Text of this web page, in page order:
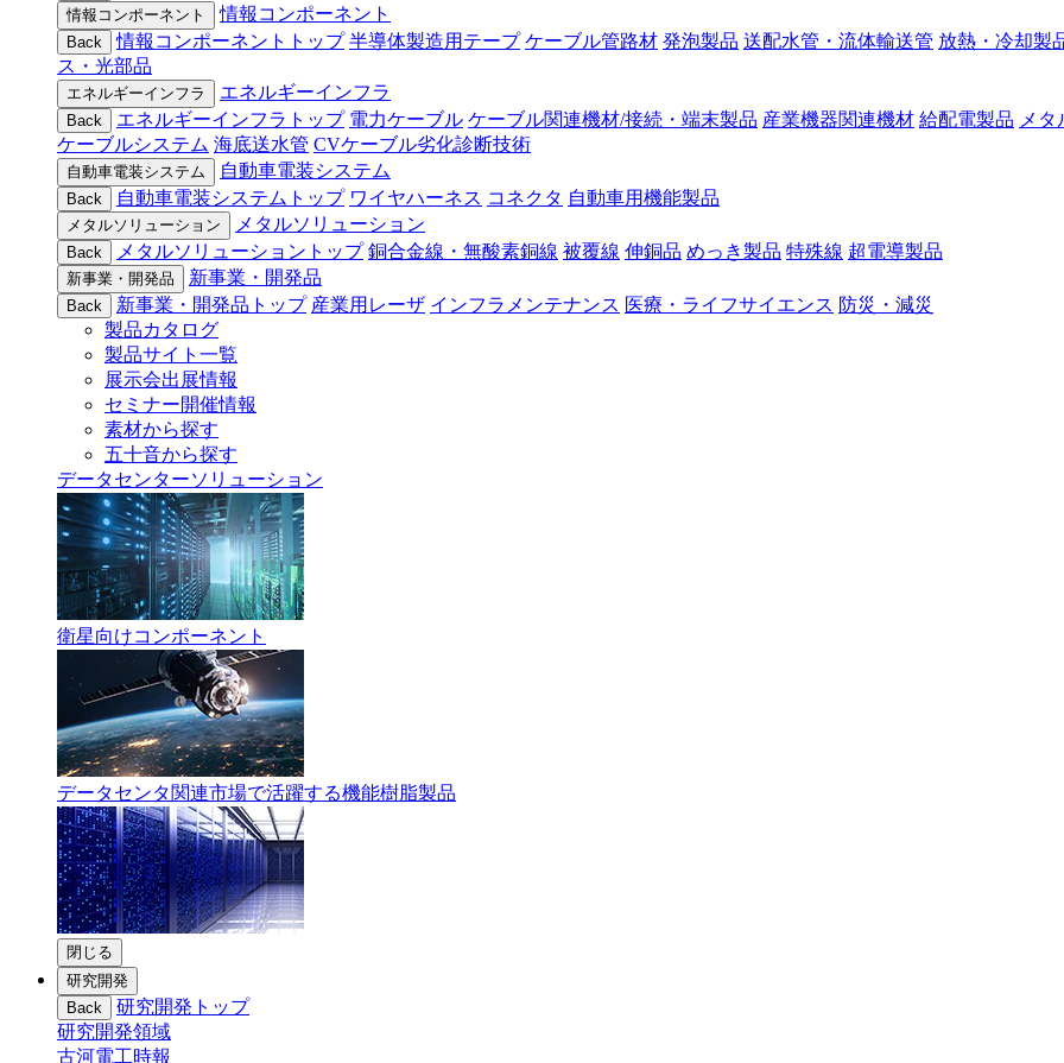
情報コンポーネント 情報コンポーネント
Back 情報コンポーネントトップ 半導体製造用テープ ケーブル管路材 発泡製品 送配水管・流体輸送管 放熱・冷却製
ス・光部品
エネルギーインフラ エネルギーインフラ
Back エネルギーインフラトップ 電力ケーブル ケーブル関連機材/接続・端末製品 産業機器関連機材 給配電製品 メ
ケーブルシステム 海底送水管 CVケーブル劣化診断技術
自動車電装システム 自動車電装システム
Back 自動車電装システムトップ ワイヤハーネス コネクタ 自動車用機能製品
メタルソリューション メタルソリューション
Back メタルソリューショントップ 銅合金線・無酸素銅線 被覆線 伸銅品 めっき製品 特殊線 超電導製品
新事業・開発品 新事業・開発品
Back 新事業・開発品トップ 産業用レーザ インフラメンテナンス 医療・ライフサイエンス 防災・減災
製品カタログ
製品サイト一覧
展示会出展情報
セミナー開催情報
素材から探す
五十音から探す
データセンターソリューション
衛星向けコンポーネント
データセンタ関連市場で活躍する機能樹脂製品
閉じる
研究開発
Back
研究開発トップ
研究開発領域
古河電工時報